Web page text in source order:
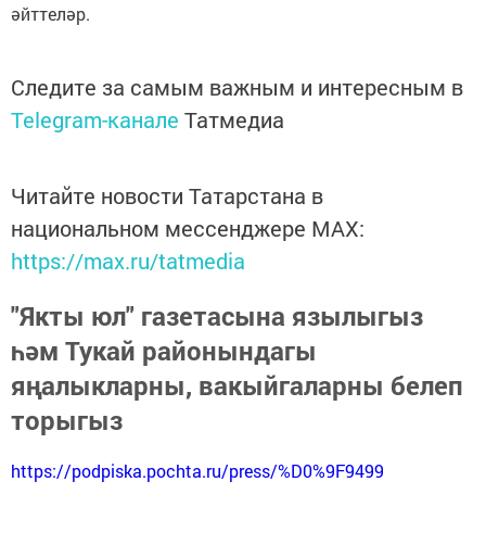
әйттеләр.
Следите за самым важным и интересным в
Telegram-канале Татмедиа
Читайте новости Татарстана в
национальном мессенджере MАХ:
https://max.ru/tatmedia
"Якты юл" газетасына язылыгыз
һәм Тукай районындагы
яңалыкларны, вакыйгаларны белеп
торыгыз
https://podpiska.pochta.ru/press/%D0%9F9499